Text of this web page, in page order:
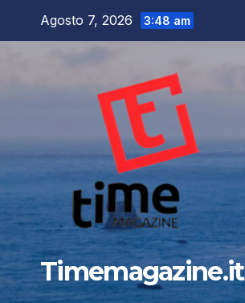
Agosto 7, 2026 3:48 am
Timemagazine.it